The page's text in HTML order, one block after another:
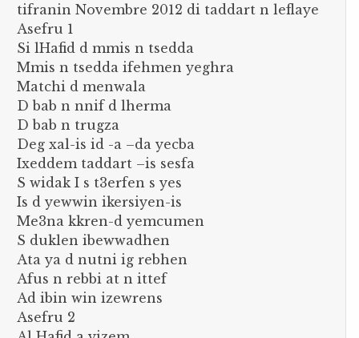
tifranin Novembre 2012 di taddart n leflaye
Asefru 1
Si lHafid d mmis n tsedda
Mmis n tsedda ifehmen yeghra
Matchi d menwala
D bab n nnif d lherma
D bab n trugza
Deg xal-is id -a –da yecba
Ixeddem taddart –is sesfa
S widak I s t3erfen s yes
Is d yewwin ikersiyen-is
Me3na kkren-d yemcumen
S duklen ibewwadhen
Ata ya d nutni ig rebhen
Afus n rebbi at n ittef
Ad ibin win izewrens
Asefru 2